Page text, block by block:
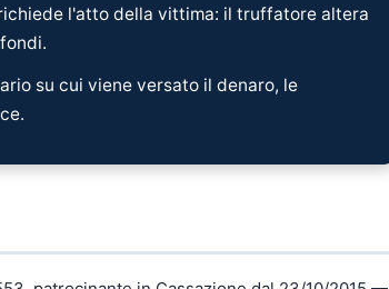
l'atto della vittima: il truffatore altera
su cui viene versato il denaro, le